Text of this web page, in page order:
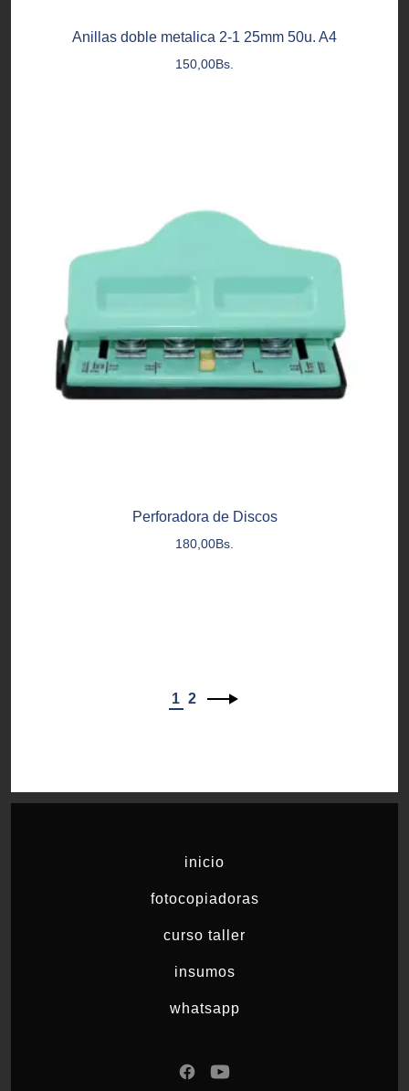
Anillas doble metalica 2-1 25mm 50u. A4
150,00Bs.
Perforadora de Discos
180,00Bs.
1 2
inicio
fotocopiadoras
curso taller
insumos
whatsapp
AbrirAbrir